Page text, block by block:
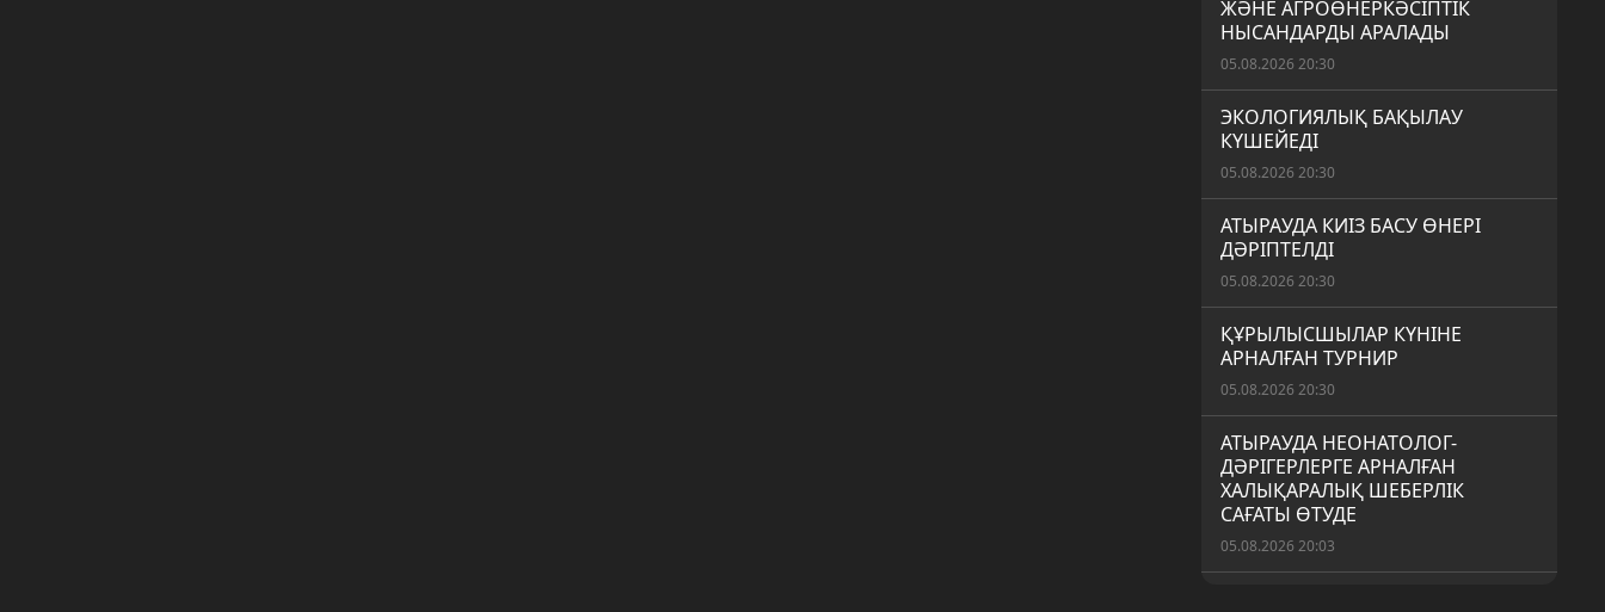
ЖӘНЕ АГРОӨНЕРКӘСІПТІК
НЫСАНДАРДЫ АРАЛАДЫ
05.08.2026 20:30
ЭКОЛОГИЯЛЫҚ БАҚЫЛАУ
КҮШЕЙЕДІ
05.08.2026 20:30
АТЫРАУДА КИІЗ БАСУ ӨНЕРІ
ДӘРІПТЕЛДІ
05.08.2026 20:30
ҚҰРЫЛЫСШЫЛАР КҮНІНЕ
АРНАЛҒАН ТУРНИР
05.08.2026 20:30
АТЫРАУДА НЕОНАТОЛОГ-
ДӘРІГЕРЛЕРГЕ АРНАЛҒАН
ХАЛЫҚАРАЛЫҚ ШЕБЕРЛІК
САҒАТЫ ӨТУДЕ
05.08.2026 20:03